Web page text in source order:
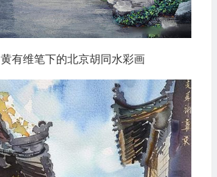
黄有维笔下的北京胡同水彩画